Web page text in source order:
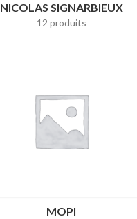
NICOLAS SIGNARBIEUX
12 produits
MOPI